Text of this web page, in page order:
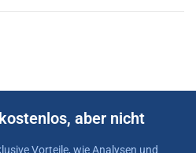
aber nicht
Vorteile, wie Analysen und